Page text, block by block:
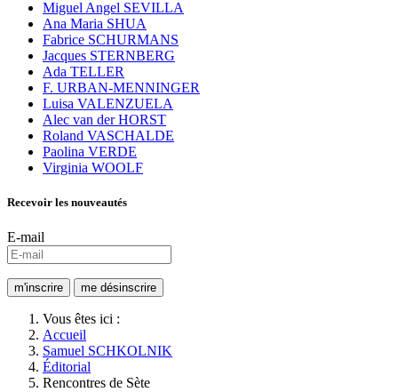
Miguel Angel SEVILLA
Ana Maria SHUA
Fabrice SCHURMANS
Jacques STERNBERG
Ada TELLER
F. URBAN-MENNINGER
Luisa VALENZUELA
Alec van der HORST
Roland VASCHALDE
Paolina VERDE
Virginia WOOLF
Recevoir les nouveautés
E-mail
Vous êtes ici :
Accueil
Samuel SCHKOLNIK
Éditorial
Rencontres de Sète